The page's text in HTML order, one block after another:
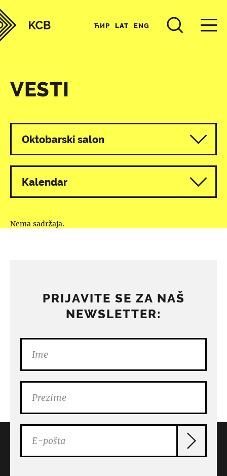
ЋИР LAT ENG
VESTI
Svi programi
Oktobarski salon
Kalendar
Nema sadržaja.
PRIJAVITE SE ZA NAŠ
NEWSLETTER: